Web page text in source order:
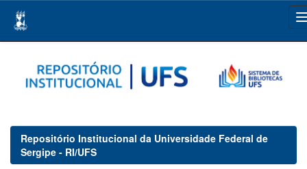
navigation
Repositório Institucional da Universidade Federal de
Sergipe - RI/UFS